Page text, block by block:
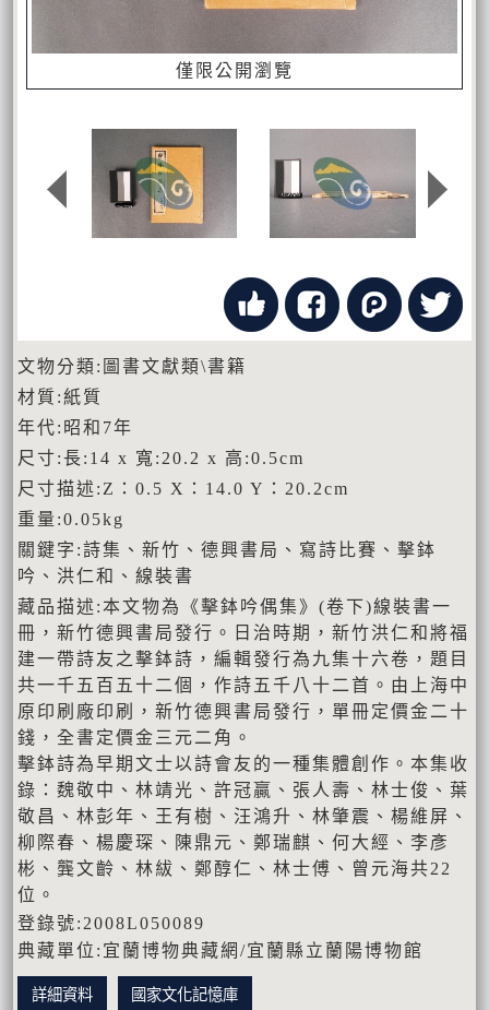
僅限公開瀏覽
文物分類:圖書文獻類\書籍
材質:紙質
年代:昭和7年
尺寸:長:14 x 寬:20.2 x 高:0.5cm
尺寸描述:Z：0.5 X：14.0 Y：20.2cm
重量:0.05kg
關鍵字:詩集、新竹、德興書局、寫詩比賽、擊鉢
吟、洪仁和、線裝書
藏品描述:本文物為《擊鉢吟偶集》(卷下)線裝書一
冊，新竹德興書局發行。日治時期，新竹洪仁和將福
建一帶詩友之擊鉢詩，編輯發行為九集十六卷，題目
共一千五百五十二個，作詩五千八十二首。由上海中
原印刷廠印刷，新竹德興書局發行，單冊定價金二十
錢，全書定價金三元二角。
擊鉢詩為早期文士以詩會友的一種集體創作。本集收
錄：魏敬中、林靖光、許冠贏、張人壽、林士俊、葉
敬昌、林彭年、王有樹、汪鴻升、林肇震、楊維屏、
柳際春、楊慶琛、陳鼎元、鄭瑞麒、何大經、李彥
彬、龔文齡、林紱、鄭醇仁、林士傅、曾元海共22
位。
登錄號:2008L050089
典藏單位:宜蘭博物典藏網/宜蘭縣立蘭陽博物館
詳細資料 國家文化記憶庫